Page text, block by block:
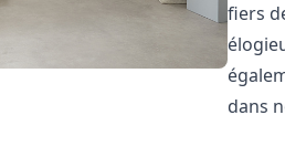
fiers
dans